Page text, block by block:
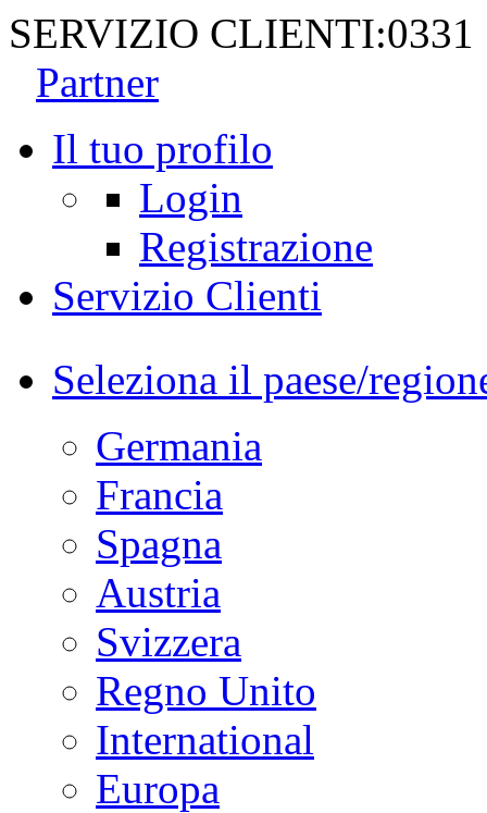
SERVIZIO CLIENTI:0331
Partner
Il tuo profilo
Login
Registrazione
Servizio Clienti
Seleziona il paese/
Germania
Francia
Spagna
Austria
Svizzera
Regno Unito
International
Europa